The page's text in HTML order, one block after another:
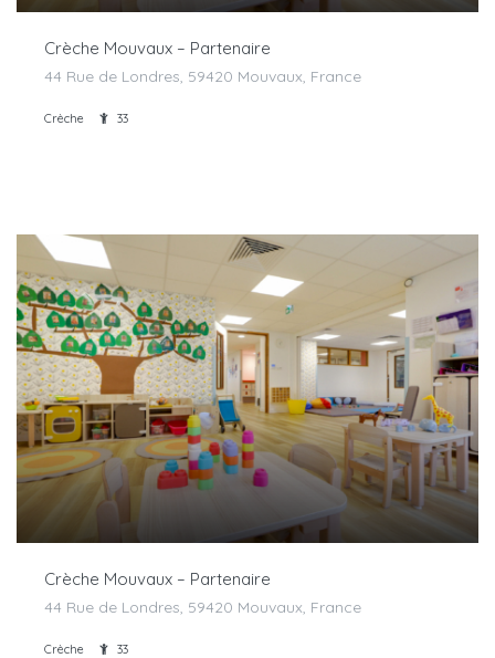
Crèche Mouvaux – Partenaire
44 Rue de Londres, 59420 Mouvaux, France
Crèche 33
Crèche Mouvaux – Partenaire
44 Rue de Londres, 59420 Mouvaux, France
Crèche 33